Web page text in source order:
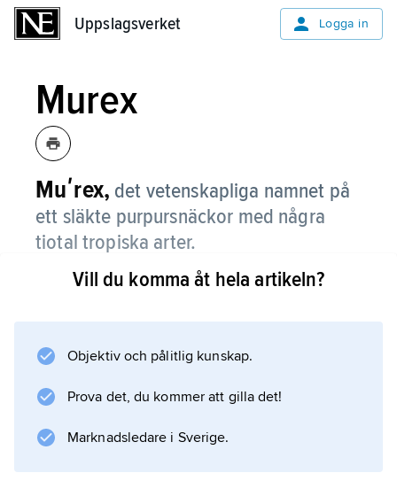
Uppslagsverket Logga in
Murex
Muʹrex, det vetenskapliga namnet på
ett släkte purpursnäckor med några
tiotal tropiska arter.
Information om artikeln
Vill du komma åt hela artikeln?
Objektiv och pålitlig kunskap.
Prova det, du kommer att gilla det!
Marknadsledare i Sverige.